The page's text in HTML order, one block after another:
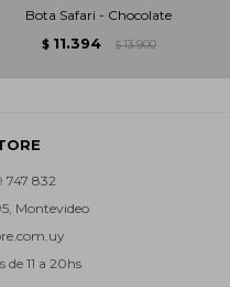
Bota Safari - Chocolate
$ 11.394 $ 13.900
747 832
Montevideo
de 11 a 20hs